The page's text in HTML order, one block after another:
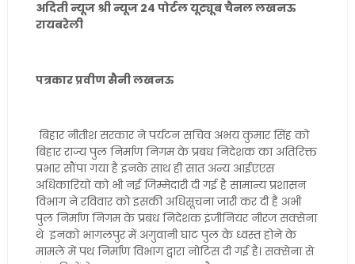
अदिती न्यूज श्री न्यूज 24 पोर्टल यूट्यूब चैनल लखनऊ
रायबरेली
पत्रकार प्रवीण सैनी लखनऊ
बिहार नीतीश सरकार ने पर्यटन सचिव अभय कुमार सिंह को
बिहार राज्य पुल निर्माण निगम के प्रबंध निदेशक का अतिरिक्त
प्रभार सौंपा गया है इनके साथ ही सात अन्य आईएएस
अधिकारियों को भी नई जिम्मेदारी दी गई है सामान्य प्रशासन
विभाग ने रविवार को इसकी अधिसूचना जारी कर दी है अभी
पुल निर्माण निगम के प्रबंध निदेशक इंजीनियर नीरज सक्सेना
थे इनको भागलपुर में अगुवानी घाट पुल के ध्वस्त होने के
मामले में पथ निर्माण विभाग द्वारा नोटिस दी गई है। सक्सेना से